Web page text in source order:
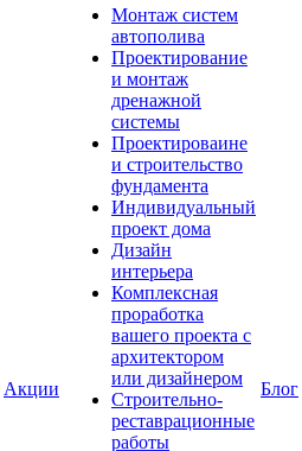
Акции
Монтаж систем
автополива
Проектирование
и монтаж
дренажной
системы
Проектироваине
и строительство
фундамента
Индивидуальный
проект дома
Дизайн
интерьера
Комплексная
проработка
вашего проекта с
архитектором
или дизайнером
Строительно-
реставрационные
работы
Блог